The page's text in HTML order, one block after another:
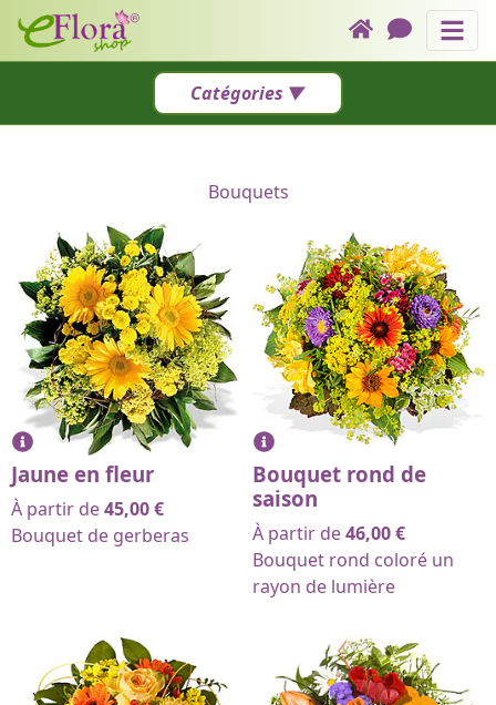
Bouquets
Liens d'en-tête
Livraison Internationale
Contactez-nous
Catégories
Le Plus Populaire
Par Occasion
⏶
Bouquets
Le Plus Populaire
Jaune en fleur
À partir de45,00€
Bouquet de gerberas
Bouquet rond de
saison
À partir de46,00€
Bouquet rond coloré un
rayon de lumière